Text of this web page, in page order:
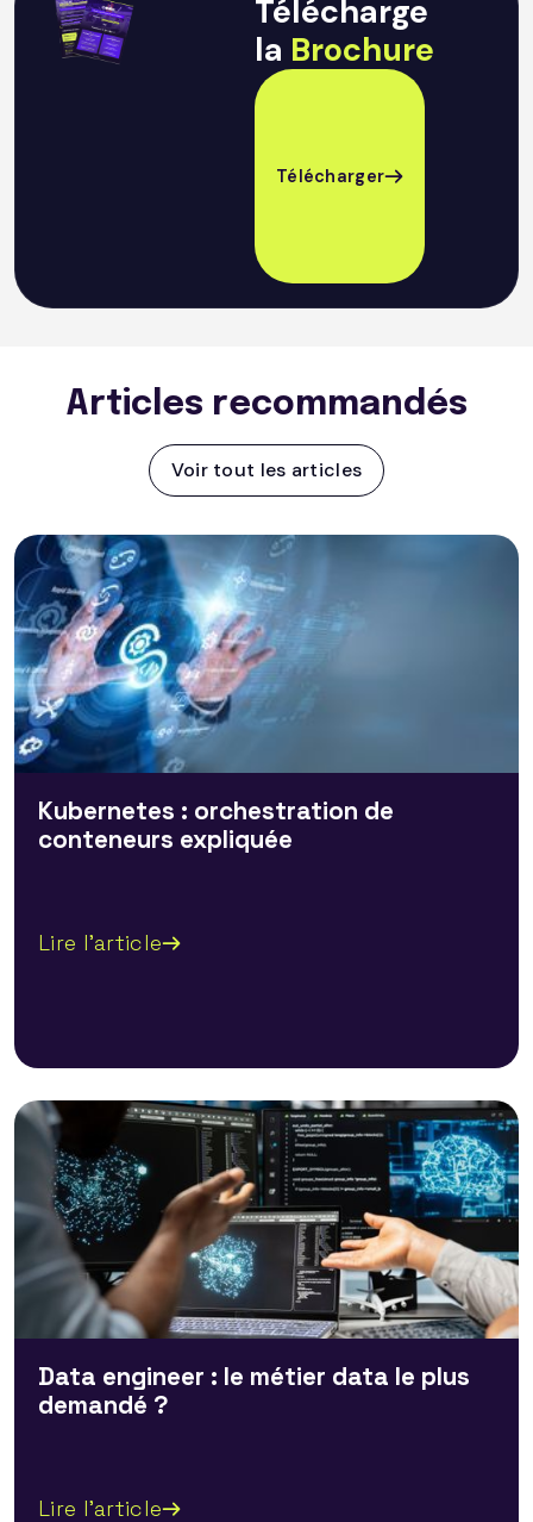
Télécharge
la Brochure
Télécharger
Articles recommandés
Voir tout les articles
Kubernetes : orchestration de
conteneurs expliquée
Lire l'article
Data engineer : le métier data le plus
demandé ?
Lire l'article